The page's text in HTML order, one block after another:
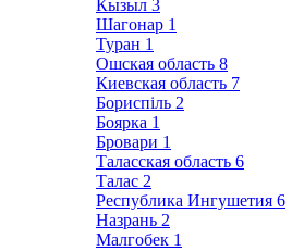
Кызыл 3
Шагонар 1
Туран 1
Ошская область 8
Киевская область 7
Бориспіль 2
Боярка 1
Бровари 1
Таласская область 6
Талас 2
Республика Ингушетия 6
Назрань 2
Малгобек 1